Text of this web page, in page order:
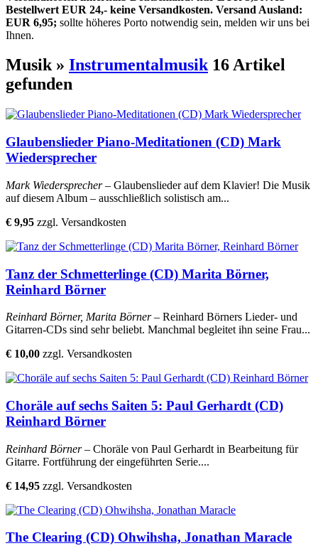
Bestellwert EUR 24,- keine Versandkosten. Versand Ausland:
EUR 6,95; sollte höheres Porto notwendig sein, melden wir uns bei
Ihnen.
Musik » Instrumentalmusik 16 Artikel
gefunden
Glaubenslieder Piano-Meditationen (CD) Mark
Wiedersprecher
Mark Wiedersprecher– Glaubenslieder auf dem Klavier! Die Musik
auf diesem Album – ausschließlich solistisch am...
€ 9,95 zzgl. Versandkosten
Tanz der Schmetterlinge (CD) Marita Börner,
Reinhard Börner
Reinhard Börner, Marita Börner– Reinhard Börners Lieder- und
Gitarren-CDs sind sehr beliebt. Manchmal begleitet ihn seine Frau...
€ 10,00 zzgl. Versandkosten
Choräle auf sechs Saiten 5: Paul Gerhardt (CD)
Reinhard Börner
Reinhard Börner– Choräle von Paul Gerhardt in Bearbeitung für
Gitarre. Fortführung der eingeführten Serie....
€ 14,95 zzgl. Versandkosten
The Clearing (CD) Ohwihsha, Jonathan Maracle